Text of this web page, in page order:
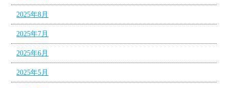
2025年8月
2025年7月
2025年6月
2025年5月